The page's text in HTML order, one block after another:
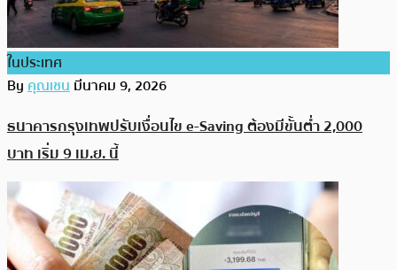
ในประเทศ
Byคุณเชนมีนาคม 9, 2026
ธนาคารกรุงเทพปรับเงื่อนไข e-Saving ต้องมีขั้นต่ำ 2,000
บาท เริ่ม 9 เม.ย. นี้